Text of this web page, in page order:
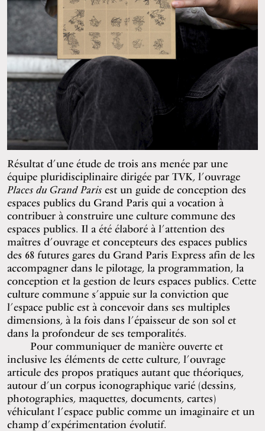
Résultat d’une étude de trois ans menée par une
équipe pluridisciplinaire dirigée par TVK, l’ouvrage
Places du Grand Paris est un guide de conception des
espaces publics du Grand Paris qui a vocation à
contribuer à construire une culture commune des
espaces publics. Il a été élaboré à l’attention des
maîtres d’ouvrage et concepteurs des espaces publics
des 68 futures gares du Grand Paris Express afin de les
accompagner dans le pilotage, la programmation, la
conception et la gestion de leurs espaces publics. Cette
culture commune s’appuie sur la conviction que
l’espace public est à concevoir dans ses multiples
dimensions, à la fois dans l’épaisseur de son sol et
dans la profondeur de ses temporalités.
Pour communiquer de manière ouverte et
inclusive les éléments de cette culture, l’ouvrage
articule des propos pratiques autant que théoriques,
autour d’un corpus iconographique varié (dessins,
photographies, maquettes, documents, cartes)
véhiculant l’espace public comme un imaginaire et un
champ d’expérimentation évolutif.